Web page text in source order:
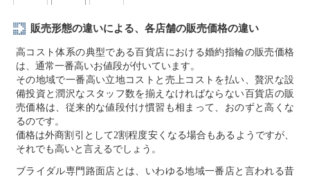
販売形態の違いによる、各店舗の販売価格の違い
高コスト体系の典型である百貨店における婚約指輪の販売価格
は、通常一番高いお値段が付いています。
その地域で一番高い立地コストと売上コストを払い、贅沢な設
備投資と潤沢なスタッフ数を揃えなければならない百貨店の販
売価格は、従来的な値段付け慣習も相まって、おのずと高くな
るのです。
価格は外商割引として2割程度安くなる場合もあるようですが、
それでも高いと言えるでしょう。
ブライダル専門路面店とは、いわゆる地域一番店と言われる昔